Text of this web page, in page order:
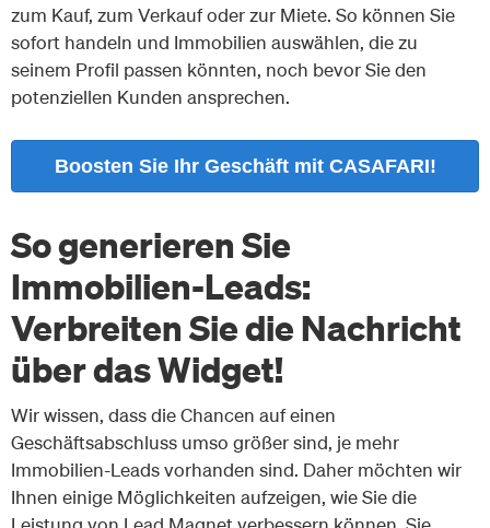
zum Kauf, zum Verkauf oder zur Miete. So können Sie
sofort handeln und Immobilien auswählen, die zu
seinem Profil passen könnten, noch bevor Sie den
potenziellen Kunden ansprechen.
Boosten Sie Ihr Geschäft mit CASAFARI!
So generieren Sie
Immobilien-Leads:
Verbreiten Sie die Nachricht
über das Widget!
Wir wissen, dass die Chancen auf einen
Geschäftsabschluss umso größer sind, je mehr
Immobilien-Leads vorhanden sind. Daher möchten wir
Ihnen einige Möglichkeiten aufzeigen, wie Sie die